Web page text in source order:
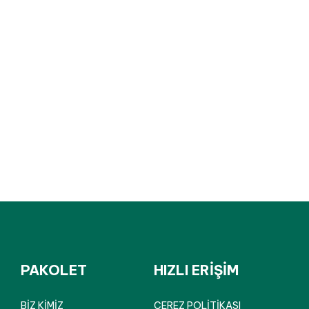
PAKOLET
BİZ KİMİZ
HIZLI ERİŞİM
ÇEREZ POLİTİKASI